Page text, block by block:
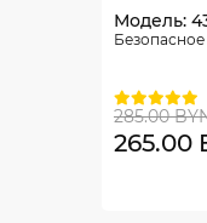
Модель:
285.00
265.00